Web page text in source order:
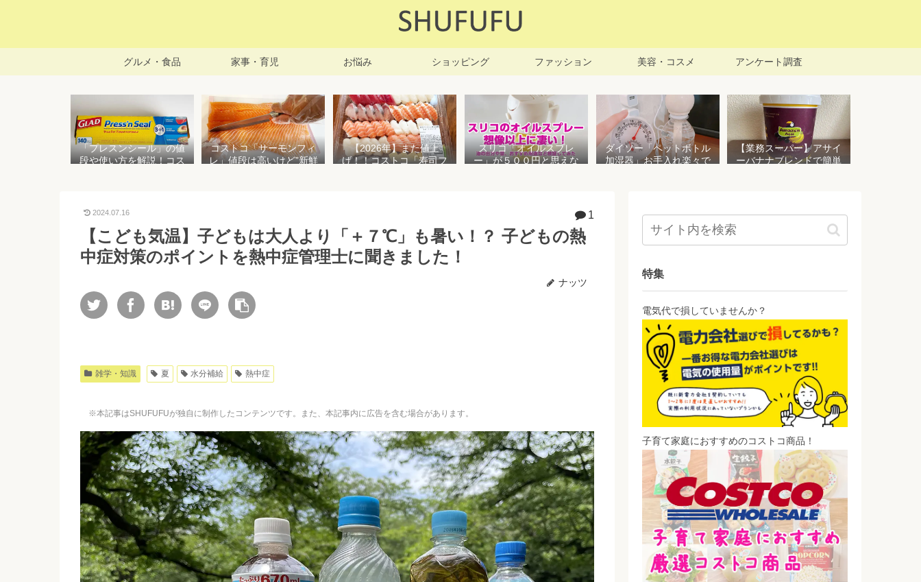
グルメ・食品 家事・育児 お悩み ショッピング ファッション 美容・コスメ アンケート調査
「プレスンシール」の値
段や使い方を解説！コス
コストコ「サーモンフィ
レ」値段は高いけど”新鮮
【2026年】また値上
げ！！コストコ「寿司フ
スリコ「オイルスプレ
ー」が５００円と思えな
ダイソー「ペットボトル
加湿器」お手入れ楽々で
【業務スーパー】アサイ
ーバナナブレンドで簡単
2024.07.16 1
【こども気温】子どもは大人より「＋７℃」も暑い！？ 子どもの熱
中症対策のポイントを熱中症管理士に聞きました！
ナッツ
雑学・知識 夏 水分補給 熱中症
※本記事はSHUFUFUが独自に制作したコンテンツです。また、本記事内に広告を含む場合があります。
特集
電気代で損していませんか？
子育て家庭におすすめのコストコ商品！